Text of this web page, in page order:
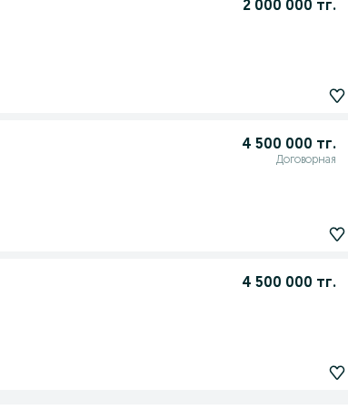
2 000 000 тг.
4 500 000 тг.
Договорная
4 500 000 тг.